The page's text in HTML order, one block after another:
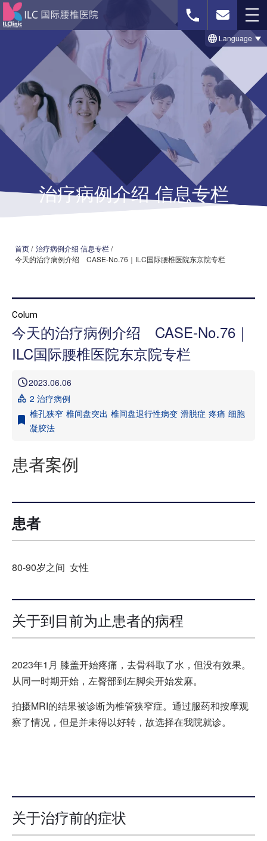
免费影像诊断 联系我们
治療のビフォー＆アフター事例
セルゲル法について
脊柱菅狭窄症の治療法
椎間板ヘルニアの治療法
首页
本院治疗介绍
本院治疗病 症一览
医院介绍
就诊指南
来院路线
媒体报道
Language
治疗病例介绍 信息专栏
首页/ 治疗病例介绍 信息专栏/
今天的治疗病例介绍 CASE-No.76｜ILC国际腰椎医院东京院专栏
Colum
今天的治疗病例介绍 CASE-No.76｜
ILC国际腰椎医院东京院专栏
2023.06.06
2 治疗病例
椎孔狭窄 椎间盘突出 椎间盘退行性病变 滑脱症 疼痛 细胞
凝胶法
患者案例
患者
80-90岁之间 女性
关于到目前为止患者的病程
2023年1月 膝盖开始疼痛，去骨科取了水，但没有效果。
从同一时期开始，左臀部到左脚尖开始发麻。
拍摄MRI的结果被诊断为椎管狭窄症。通过服药和按摩观
察了情况，但是并未得以好转，故选择在我院就诊。
关于治疗前的症状